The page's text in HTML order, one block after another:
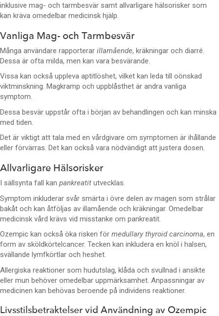
inklusive mag- och tarmbesvär samt allvarligare hälsorisker som
kan kräva omedelbar medicinsk hjälp.
Vanliga Mag- och Tarmbesvär
Många användare rapporterar illamående, kräkningar och diarré.
Dessa är ofta milda, men kan vara besvärande.
Vissa kan också uppleva aptitlöshet, vilket kan leda till oönskad
viktminskning. Magkramp och uppblåsthet är andra vanliga
symptom.
Dessa besvär uppstår ofta i början av behandlingen och kan minska
med tiden.
Det är viktigt att tala med en vårdgivare om symptomen är ihållande
eller förvärras. Det kan också vara nödvändigt att justera dosen.
Allvarligare Hälsorisker
I sällsynta fall kan pankreatit utvecklas.
Symptom inkluderar svår smärta i övre delen av magen som strålar
bakåt och kan åtföljas av illamående och kräkningar. Omedelbar
medicinsk vård krävs vid misstanke om pankreatit.
Ozempic kan också öka risken för medullary thyroid carcinoma, en
form av sköldkörtelcancer. Tecken kan inkludera en knöl i halsen,
svällande lymfkörtlar och heshet.
Allergiska reaktioner som hudutslag, klåda och svullnad i ansikte
eller mun behöver omedelbar uppmärksamhet. Anpassningar av
medicinen kan behövas beroende på individens reaktioner.
Livsstilsbetraktelser vid Användning av Ozempic